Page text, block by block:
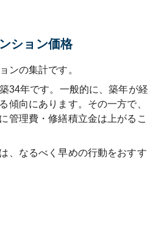
ション価格
ンの集計です。
34年です。一般的に、築年が経
傾向にあります。その一方で、
管理費・修繕積立金は上がるこ
、なるべく早めの行動をおすす